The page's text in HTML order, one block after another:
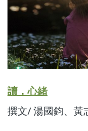
讀．心緒
撰文/ 湯國鈞、